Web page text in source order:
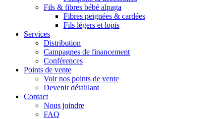
Fils & fibres bébé alpaga
Fibres peignées & cardées
Fils légers et lopis
Services
Distribution
Campagnes de financement
Conférences
Points de vente
Voir nos points de vente
Devenir détaillant
Contact
Nous joindre
FAQ